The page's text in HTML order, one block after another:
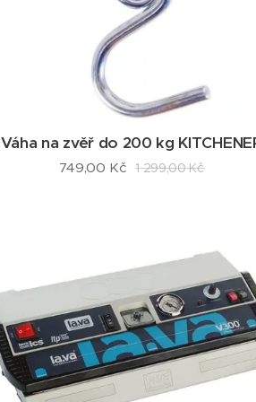
Váha na zvěř do 200 kg
749,00 Kč 1 299,00Kč